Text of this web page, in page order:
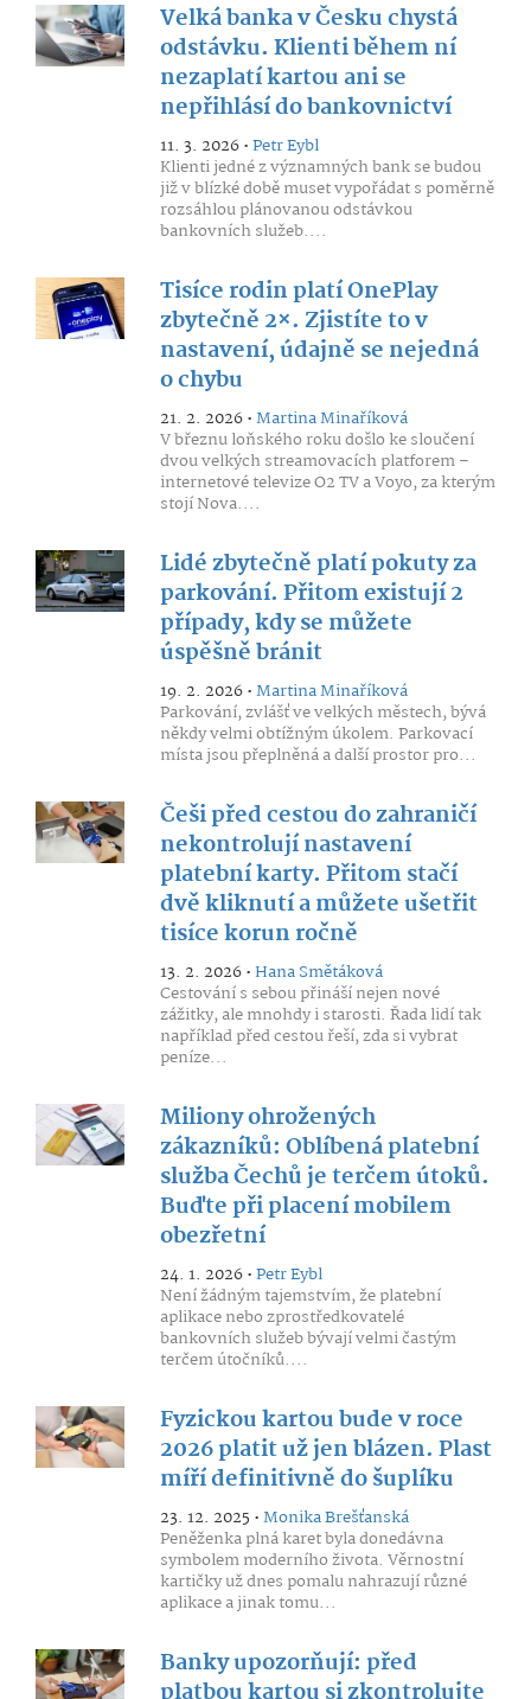
Velká banka v Česku chystá
odstávku. Klienti během ní
nezaplatí kartou ani se
nepřihlásí do bankovnictví
11. 3. 2026 •Petr Eybl
Klienti jedné z významných bank se budou
již v blízké době muset vypořádat s poměrně
rozsáhlou plánovanou odstávkou
bankovních služeb....
Tisíce rodin platí OnePlay
zbytečně 2×. Zjistíte to v
nastavení, údajně se nejedná
o chybu
21. 2. 2026 •Martina Minaříková
V březnu loňského roku došlo ke sloučení
dvou velkých streamovacích platforem –
internetové televize O2 TV a Voyo, za kterým
stojí Nova....
Lidé zbytečně platí pokuty za
parkování. Přitom existují 2
případy, kdy se můžete
úspěšně bránit
19. 2. 2026 •Martina Minaříková
Parkování, zvlášť ve velkých městech, bývá
někdy velmi obtížným úkolem. Parkovací
místa jsou přeplněná a další prostor pro...
Češi před cestou do zahraničí
nekontrolují nastavení
platební karty. Přitom stačí
dvě kliknutí a můžete ušetřit
tisíce korun ročně
13. 2. 2026 •Hana Smětáková
Cestování s sebou přináší nejen nové
zážitky, ale mnohdy i starosti. Řada lidí tak
například před cestou řeší, zda si vybrat
peníze...
Miliony ohrožených
zákazníků: Oblíbená platební
služba Čechů je terčem útoků.
Buďte při placení mobilem
obezřetní
24. 1. 2026 •Petr Eybl
Není žádným tajemstvím, že platební
aplikace nebo zprostředkovatelé
bankovních služeb bývají velmi častým
terčem útočníků....
Fyzickou kartou bude v roce
2026 platit už jen blázen. Plast
míří definitivně do šuplíku
23. 12. 2025 •Monika Brešťanská
Peněženka plná karet byla donedávna
symbolem moderního života. Věrnostní
kartičky už dnes pomalu nahrazují různé
aplikace a jinak tomu...
Banky upozorňují: před